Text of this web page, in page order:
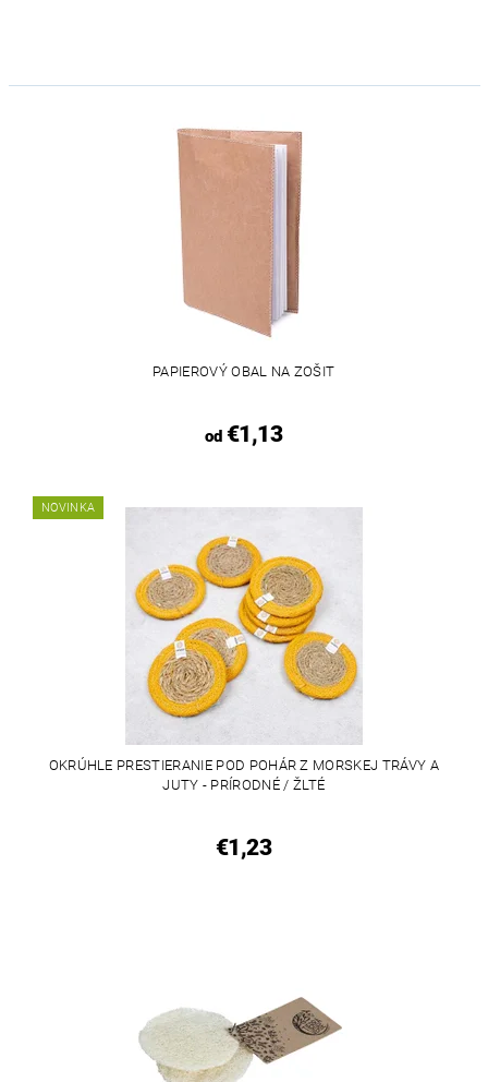
PAPIEROVÝ OBAL NA ZOŠIT
od€1,13
NOVINKA
OKRÚHLE PRESTIERANIE POD POHÁR Z MORSKEJ TRÁVY A
JUTY - PRÍRODNÉ / ŽLTÉ
€1,23